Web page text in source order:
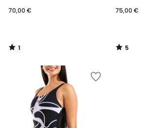
70,00 €
1
/
75,00 €
5
/